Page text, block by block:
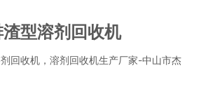
型溶剂回收机
回收机，溶剂回收机生产厂家-中山市杰